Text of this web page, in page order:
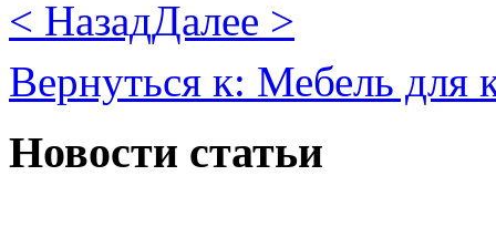
< НазадДалее >
Вернуться к: Мебель для
Новости статьи